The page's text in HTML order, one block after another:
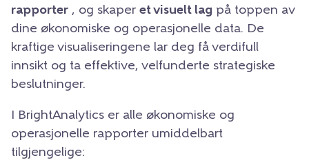
rapporter , og skaper et visuelt lag på toppen av
dine økonomiske og operasjonelle data. De
kraftige visualiseringene lar deg få verdifull
innsikt og ta effektive, velfunderte strategiske
beslutninger.
I BrightAnalytics er alle økonomiske og
operasjonelle rapporter umiddelbart
tilgjengelige: